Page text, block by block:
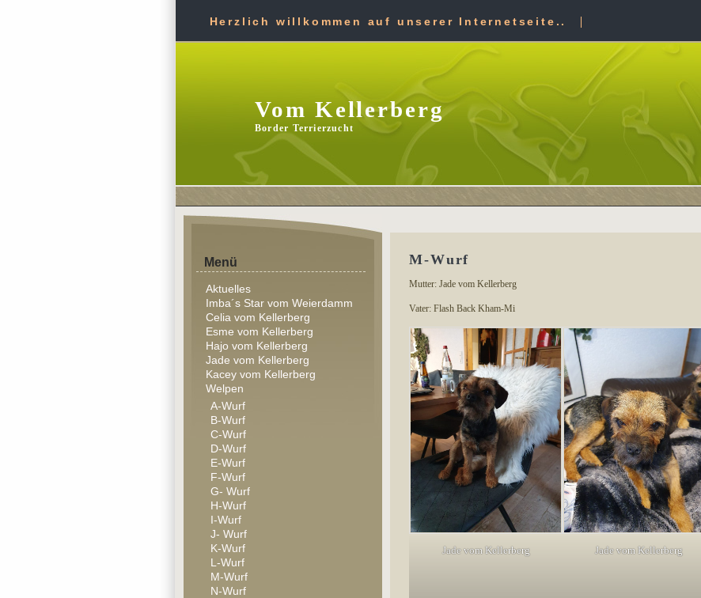
Herzlich willkommen auf unserer Internetseite..
Vom Kellerberg
Border Terrierzucht
M-Wurf
Mutter: Jade vom Kellerberg
Vater: Flash Back Kham-Mi
Jade vom Kellerberg Jade vom Kellerberg
Menü
Aktuelles
Imba´s Star vom Weierdamm
Celia vom Kellerberg
Esme vom Kellerberg
Hajo vom Kellerberg
Jade vom Kellerberg
Kacey vom Kellerberg
Welpen
A-Wurf
B-Wurf
C-Wurf
D-Wurf
E-Wurf
F-Wurf
G- Wurf
H-Wurf
I-Wurf
J- Wurf
K-Wurf
L-Wurf
M-Wurf
N-Wurf